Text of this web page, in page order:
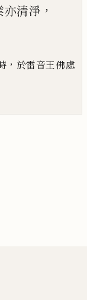
亦清淨 ，
， 於雷音王佛處